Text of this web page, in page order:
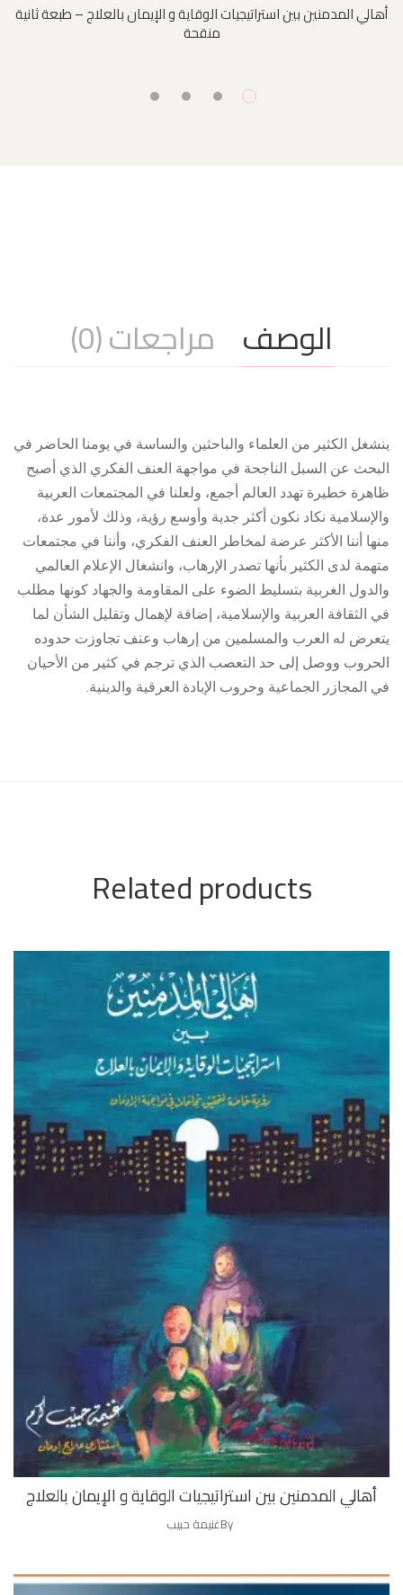
أهالي المدمنين بين استراتيجيات الوقاية و الإيمان بالعلاج – طبعة ثانية
منقحة
الوصف مراجعات (0)
ينشغل الكثير من العلماء والباحثين والساسة في يومنا الحاضر في
البحث عن السبل الناجحة في مواجهة العنف الفكري الذي أصبح
ظاهرة خطيرة تهدد العالم أجمع، ولعلنا في المجتمعات العربية
والإسلامية نكاد نكون أكثر جدية وأوسع رؤية، وذلك لأمور عدة،
منها أننا الأكثر عرضة لمخاطر العنف الفكري، وأننا في مجتمعات
متهمة لدى الكثير بأنها تصدر الإرهاب، وانشغال الإعلام العالمي
والدول الغربية بتسليط الضوء على المقاومة والجهاد كونها مطلب
في الثقافة العربية والإسلامية، إضافة لإهمال وتقليل الشأن لما
يتعرض له العرب والمسلمين من إرهاب وعنف تجاوزت حدوده
الحروب ووصل إلى حد التعصب الذي ترجم في كثير من الأحيان
في المجازر الجماعية وحروب الإبادة العرقية والدينية.
Related products
أهالي المدمنين بين استراتيجيات الوقاية و الإيمان بالعلاج
Byغنيمة حبيب